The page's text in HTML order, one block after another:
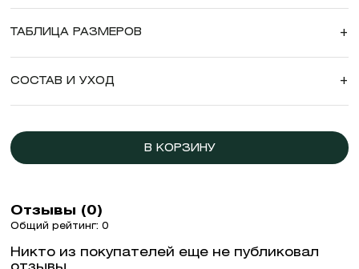
ТАБЛИЦА РАЗМЕРОВ +
СОСТАВ И УХОД +
В КОРЗИНУ
Отзывы (0)
Общий рейтинг: 0
Никто из покупателей еще не публиковал